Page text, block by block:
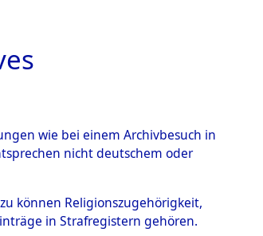
wie bei einem Archivbesuch in
nicht deutschem oder
können Religionszugehörigkeit,
in Strafregistern gehören.